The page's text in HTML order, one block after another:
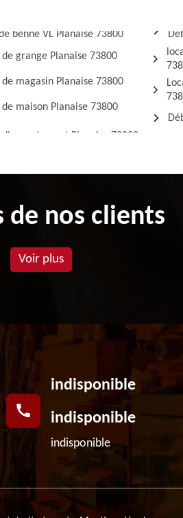
benne VL Planaise 73800
de grange Planaise 73800
magasin Planaise 73800
maison Planaise 73800
de nos clients
Voir plus
indisponible
indisponible
indisponible